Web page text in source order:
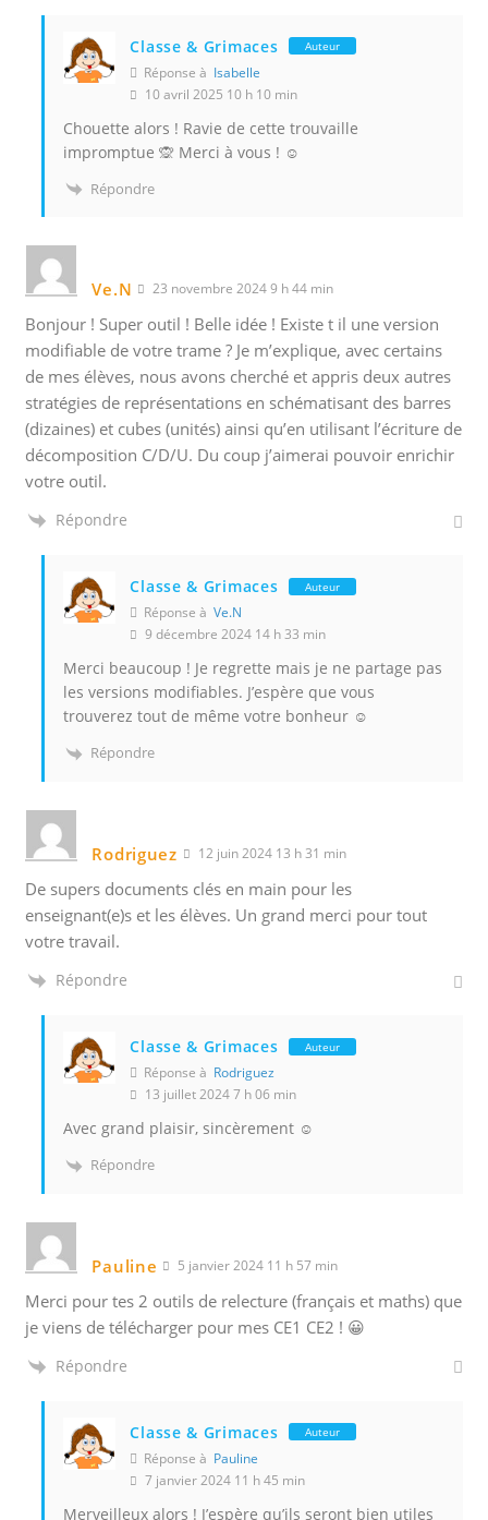
Classe & Grimaces Auteur
Réponse à Isabelle
10 avril 2025 10 h 10 min
Chouette alors ! Ravie de cette trouvaille
impromptue 🙊 Merci à vous ! ☺️
Répondre
Ve.N 23 novembre 2024 9 h 44 min
Bonjour ! Super outil ! Belle idée ! Existe t il une version
modifiable de votre trame ? Je m’explique, avec certains
de mes élèves, nous avons cherché et appris deux autres
stratégies de représentations en schématisant des barres
(dizaines) et cubes (unités) ainsi qu’en utilisant l’écriture de
décomposition C/D/U. Du coup j’aimerai pouvoir enrichir
votre outil.
Répondre
Classe & Grimaces Auteur
Réponse àVe.N
9 décembre 2024 14 h 33 min
Merci beaucoup ! Je regrette mais je ne partage pas
les versions modifiables. J’espère que vous
trouverez tout de même votre bonheur ☺️
Répondre
Rodriguez 12 juin 2024 13 h 31 min
De supers documents clés en main pour les
enseignant(e)s et les élèves. Un grand merci pour tout
votre travail.
Répondre
Classe & Grimaces Auteur
Réponse à Rodriguez
13 juillet 2024 7 h 06 min
Avec grand plaisir, sincèrement ☺️
Répondre
Pauline 5 janvier 2024 11 h 57 min
Merci pour tes 2 outils de relecture (français et maths) que
je viens de télécharger pour mes CE1 CE2 ! 😀
Répondre
Classe & Grimaces Auteur
Réponse à Pauline
7 janvier 2024 11 h 45 min
Merveilleux alors ! J’espère qu’ils seront bien utiles